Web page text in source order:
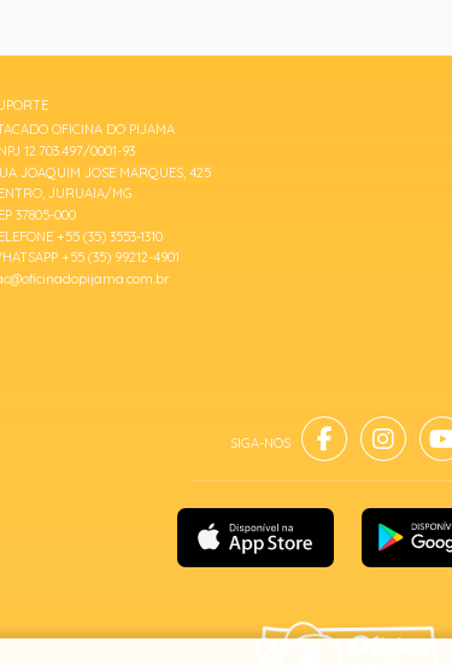
OFICINA DO PIJAMA
12.703.497/0001-93
JOAQUIM JOSE MARQUES, 425
JURUAIA/MG
37805-000
+55 (35) 3553-1310
+55 (35) 99212-4901